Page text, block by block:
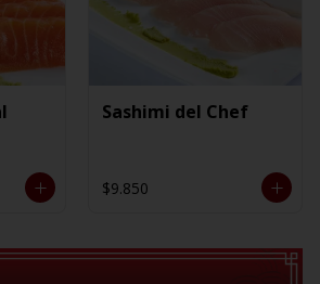
Sashimi del Chef
$9.850